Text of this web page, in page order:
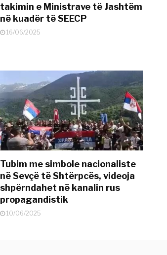
takimin e Ministrave të Jashtëm
në kuadër të SEECP
16/06/2025
Tubim me simbole nacionaliste
në Sevçë të Shtërpcës, videoja
shpërndahet në kanalin rus
propagandistik
10/06/2025